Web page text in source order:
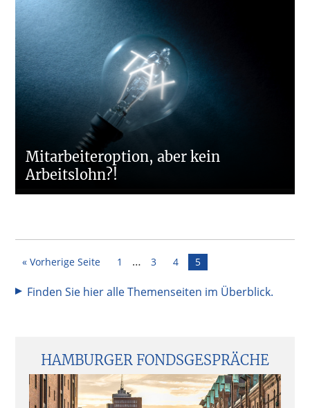
Mitarbeiteroption, aber kein
Arbeitslohn?!
« Vorherige Seite Seite
1
Interim
omitted
… Seite
3 Seite
4 Seite
5
Finden Sie hier alle Themenseiten im Überblick.
HAMBURGER FONDSGESPRÄCHE